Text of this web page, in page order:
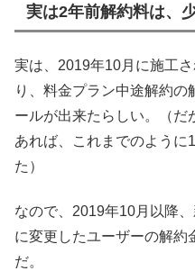
実は2年前解約料は、
実は、2019年10月に施工
り、料金プラン中途解約
ールが出来たらしい。（だ
あれば、これまでのように
た）
なので、2019年10月以降
に変更したユーザーの解約
だ。